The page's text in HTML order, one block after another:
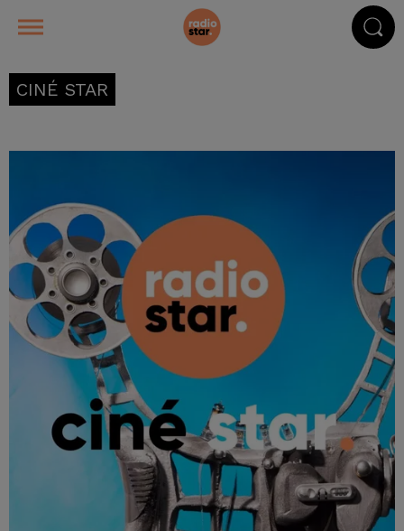
CINÉ STAR